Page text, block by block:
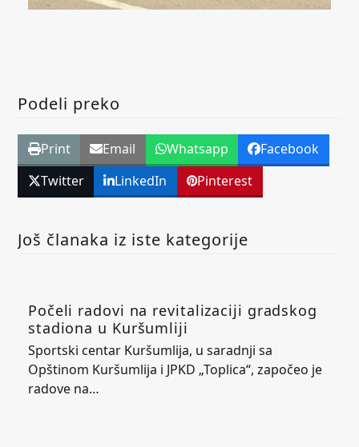
Podeli preko
Print Email Whatsapp
Facebook
Twitter
LinkedIn Pinterest
Još članaka iz iste kategorije
Počeli radovi na revitalizaciji gradskog
stadiona u Kuršumliji
Sportski centar Kuršumlija, u saradnji sa
Opštinom Kuršumlija i JPKD „Toplica“, započeo je
radove na…